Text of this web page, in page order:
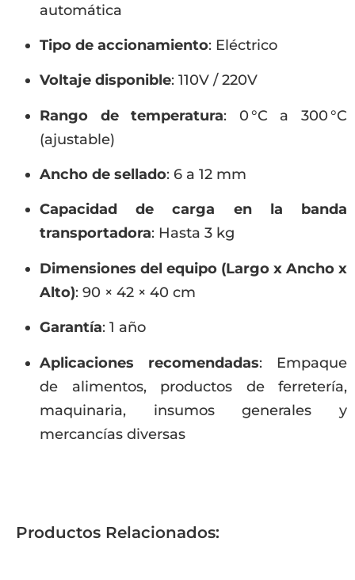
automática
Tipo de accionamiento: Eléctrico
Voltaje disponible: 110V / 220V
Rango de temperatura: 0 °C a 300 °C
(ajustable)
Ancho de sellado: 6 a 12 mm
Capacidad de carga en la banda
transportadora: Hasta 3 kg
Dimensiones del equipo (Largo x Ancho x
Alto): 90 × 42 × 40 cm
Garantía: 1 año
Aplicaciones recomendadas: Empaque
de alimentos, productos de ferretería,
maquinaria, insumos generales y
mercancías diversas
Productos Relacionados: